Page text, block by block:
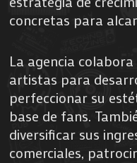
concretas para
La agencia
artistas para
perfeccionar su
base de fans.
diversificar sus
comerciales,